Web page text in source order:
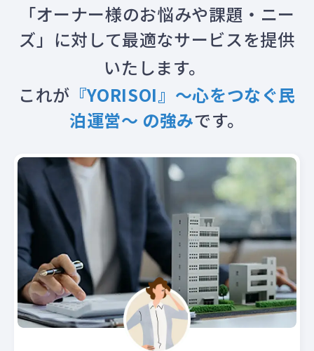
「オーナー様のお悩みや課題・ニー
ズ」に対して最適なサービスを提供
いたします。
これが 『YORISOI』～心をつなぐ民
泊運営～ の強みです。